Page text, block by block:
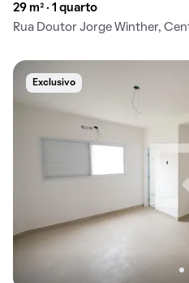
29 m² · 1 quarto
Rua Doutor Jorge Winther,
Exclusivo